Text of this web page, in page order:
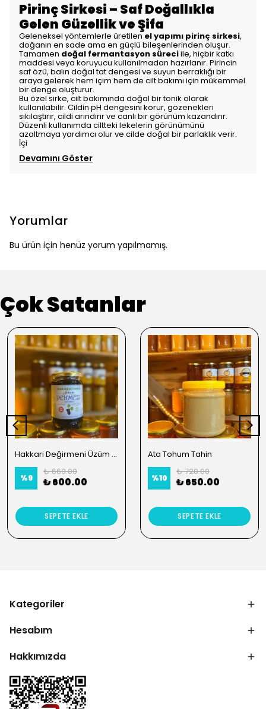
Pirinç Sirkesi – Saf Doğallıkla
Gelen Güzellik ve Şifa
Geleneksel yöntemlerle üretilenel yapımı pirinç sirkesi,
doğanın en sade ama en güçlü bileşenlerinden oluşur.
Tamamen doğal fermantasyon süreciile, hiçbir katkı
maddesi veya koruyucu kullanılmadan hazırlanır. Pirincin
saf özü, balın doğal tat dengesi ve suyun berraklığı bir
araya gelerek hem içim hem de cilt bakımı için mükemmel
bir denge oluşturur.
Bu özel sirke, cilt bakımında doğal bir tonik olarak
kullanılabilir. Cildin pH dengesini korur, gözenekleri
sıkılaştırır, cildi arındırır ve canlı bir görünüm kazandırır.
Düzenli kullanımda ciltteki lekelerin görünümünü
azaltmaya yardımcı olur ve cilde doğal bir parlaklık verir.
İçi
Devamını Göster
Yorumlar
Bu ürün için henüz yorum yapılmamış.
Çok Satanlar
Hakkari Değirmeni Üzüm Pekmezi
%9
₺ 660.00
₺ 600.00
SEPETE EKLE
Ata Tohum Tahin
%10
₺ 720.00
₺ 650.00
SEPETE EKLE
Kategoriler
Hesabım
Hakkımızda